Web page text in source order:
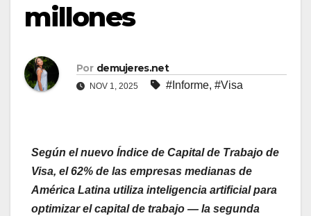
millones
Por demujeres.net
NOV 1, 2025 #Informe, #Visa
Según el nuevo Índice de Capital de Trabajo de
Visa, el 62% de las empresas medianas de
América Latina utiliza inteligencia artificial para
optimizar el capital de trabajo — la segunda